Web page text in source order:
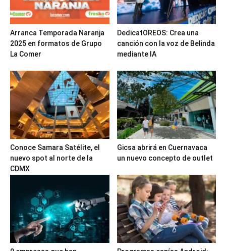
Arranca Temporada Naranja
2025 en formatos de Grupo
La Comer
DedicatOREOS: Crea una
canción con la voz de Belinda
mediante IA
Conoce Samara Satélite, el
nuevo spot al norte de la
CDMX
Gicsa abrirá en Cuernavaca
un nuevo concepto de outlet